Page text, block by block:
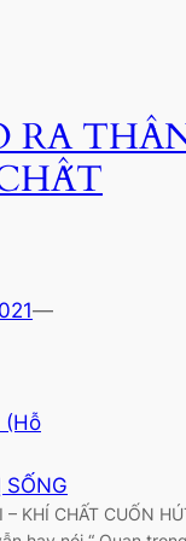
RA
—
(Hỗ
SỐNG
– KHÍ CHẤT CUỐN